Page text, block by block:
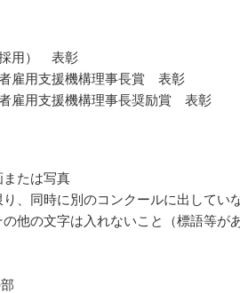
採用） 表彰
雇用支援機構理事長賞 表彰
雇用支援機構理事長奨励賞 表彰
または写真
、同時に別のコンクールに出してい
他の文字は入れないこと（標語等が